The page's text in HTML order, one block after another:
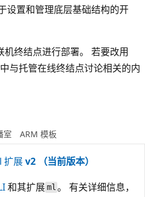
设置和管理底层基础结构的开
终结点进行部署。 若要改用
与托管在线终结点讨论相关的内
室 ARM 模板
扩展v2 （当前版本）
和其扩展ml 。 有关详细信息，